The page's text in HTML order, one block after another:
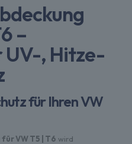
–
UV-, Hitze-
für Ihren VW
VW T5 | T6 wird